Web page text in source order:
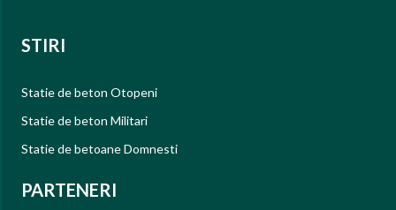
STIRI
Statie de beton Otopeni
Statie de beton Militari
Statie de betoane Domnesti
PARTENERI